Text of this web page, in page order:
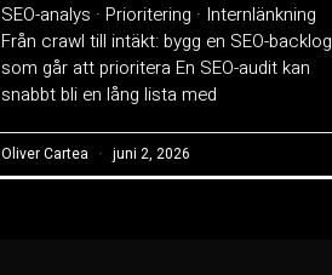
SEO-analys · Prioritering · Internlänkning
Från crawl till intäkt: bygg en SEO-backlog
som går att prioritera En SEO-audit kan
snabbt bli en lång lista med
Oliver Cartea juni 2, 2026